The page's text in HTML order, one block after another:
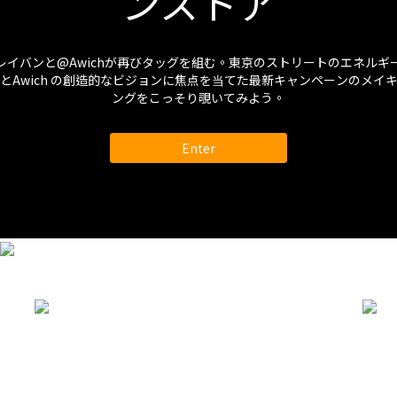
と‪@Awich‬が再びタッグを組む。東京のストリートのエネルギー
とAwich の創造的なビジョンに焦点を当てた最新キャンペーンのメイキ
ングをこっそり覗いてみよう。
Enter